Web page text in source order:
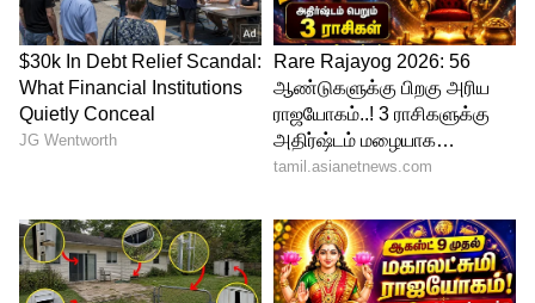
இப்பணிக்கு தகுதியானவர்கள் ஆன்லைன்
எழுத்துத் தேர்வு, நேர்முகத் தேர்வு மூலம்
தேர்வு செய்யப்படவுள்ளனர். சென்னை,
மதுரை, கோவை, திருச்சி, திருநெல்வேலி,
சேலம், வேலூர் ஆகிய இடங்களில் தேர்வு
தெரிவிக்கப்பட்டுள்ளது.